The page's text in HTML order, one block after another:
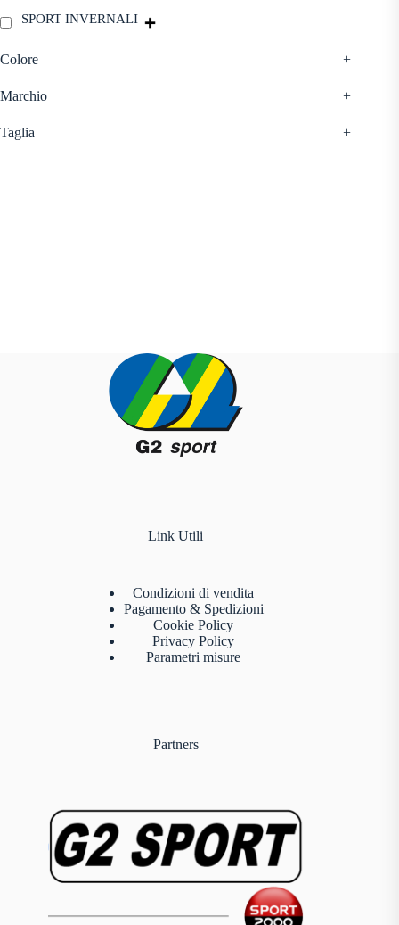
scelte
SPORT INVERNALI
Colore +
Marchio +
Taglia +
Link Utili
Condizioni di vendita
Pagamento & Spedizioni
Cookie Policy
Privacy Policy
Parametri misure
Partners